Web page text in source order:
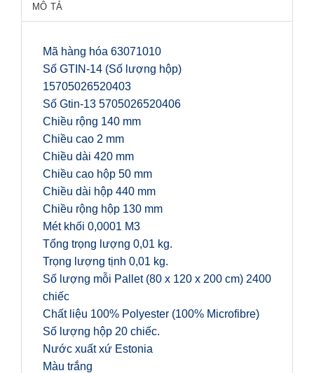
MÔ TẢ
Mã hàng hóa 63071010
Số GTIN-14 (Số lượng hộp)
15705026520403
Số Gtin-13 5705026520406
Chiều rộng 140 mm
Chiều cao 2 mm
Chiều dài 420 mm
Chiều cao hộp 50 mm
Chiều dài hộp 440 mm
Chiều rộng hộp 130 mm
Mét khối 0,0001 M3
Tổng trọng lượng 0,01 kg.
Trọng lượng tịnh 0,01 kg.
Số lượng mỗi Pallet (80 x 120 x 200 cm) 2400
chiếc
Chất liệu 100% Polyester (100% Microfibre)
Số lượng hộp 20 chiếc.
Nước xuất xứ Estonia
Màu trắng